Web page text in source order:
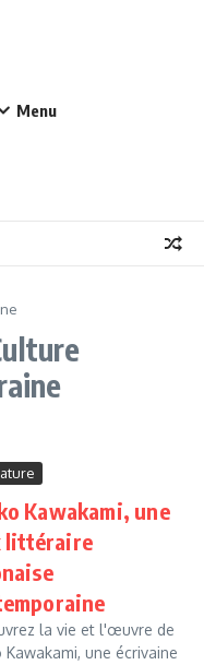
Menu
Kawakami, une
littéraire
la vie et l'œuvre de
Kawakami, une écrivaine